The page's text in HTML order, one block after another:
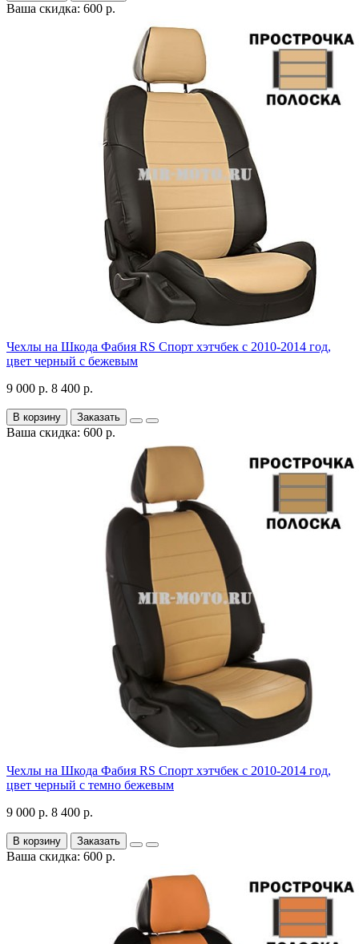
Ваша скидка: 600 р.
Чехлы на Шкода Фабия RS Спорт хэтчбек с 2010-2014 год,
цвет черный с бежевым
9 000 р. 8 400 р.
В корзину Заказать
Ваша скидка: 600 р.
Чехлы на Шкода Фабия RS Спорт хэтчбек с 2010-2014 год,
цвет черный с темно бежевым
9 000 р. 8 400 р.
В корзину Заказать
Ваша скидка: 600 р.